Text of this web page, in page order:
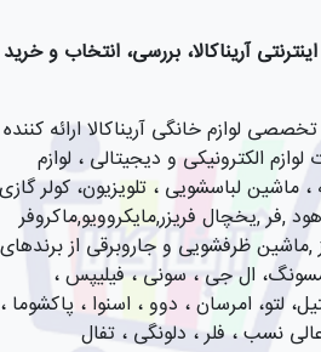
آریناکالا، بررسی، انتخاب و خرید
لوازم خانگی آریناکالا ارائه کننده
الکترونیکی و دیجیتالی ، لوازم
، ماشین لباسشویی ، تلویزیون، کولر
,فر ,یخچال فریزر,مایکروویو,ماکروفر
,ماشین ظرفشویی و جاروبرقی از برندهای
ال جی ، سونی ، فیلیپس ،
لتو، امرسان ، دوو ، اسنوا ، پاکشوما ،
نسب ، فلر ، دلونگی ، تفال